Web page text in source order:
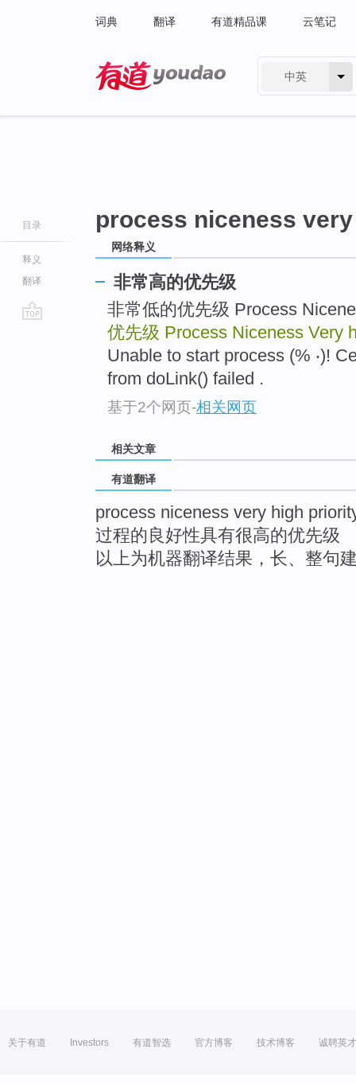
词典 翻译 有道精品课 云笔记
中英
目录
释义
翻译
process niceness
网络释义
非常高的优先级
非常低的优先级 Process
优先级 Process Niceness Very
Unable to start process (% ‧)!
from doLink() failed .
基于2个网页-相关网页
相关文章
有道翻译
process niceness very high
过程的良好性具有很高的优先级
以上为机器翻译结果，长、整句
关于有道 Investors 有道智选 官方博客 技术博客 诚聘英才